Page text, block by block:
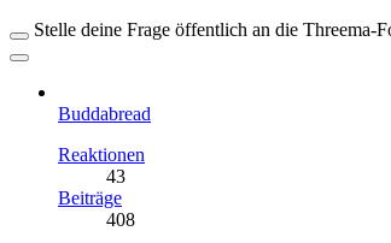
Stelle deine Frage öffentlich an die
Buddabread
Reaktionen
43
Beiträge
408